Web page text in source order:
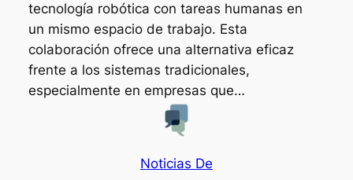
tecnología robótica con tareas humanas en
un mismo espacio de trabajo. Esta
colaboración ofrece una alternativa eficaz
frente a los sistemas tradicionales,
especialmente en empresas que…
Noticias De